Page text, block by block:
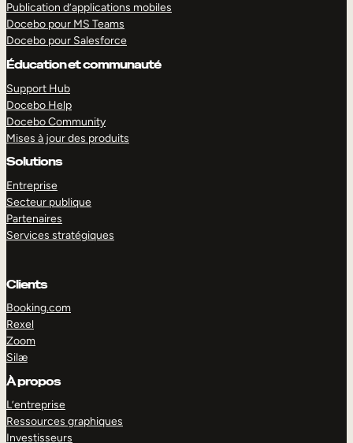
Publication d’applications mobiles
Docebo pour MS Teams
Docebo pour Salesforce
Éducation et communauté
Support Hub
Docebo Help
Docebo Community
Mises à jour des produits
Solutions
Entreprise
Secteur publique
Partenaires
Services stratégiques
Clients
Booking.com
Rexel
Zoom
Silæ
À propos
L’entreprise
Ressources graphiques
Investisseurs